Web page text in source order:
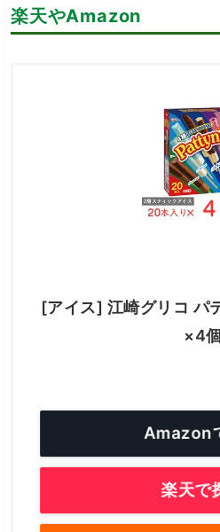
楽天やAmazon
[アイス] 江崎グリコ パ
×4個
Amazon
楽天で